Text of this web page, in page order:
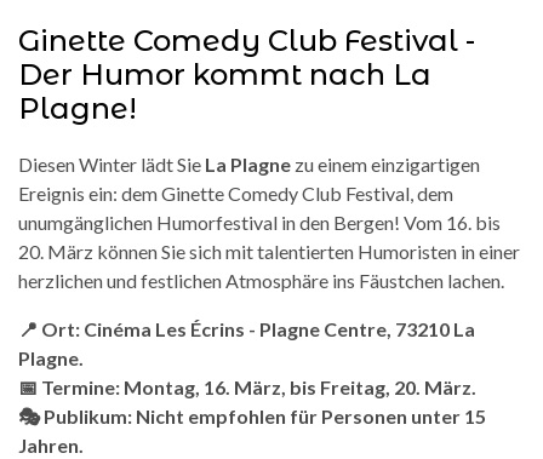
Ginette Comedy Club Festival -
Der Humor kommt nach La
Plagne!
Diesen Winter lädt Sie La Plagne zu einem einzigartigen
Ereignis ein: dem Ginette Comedy Club Festival, dem
unumgänglichen Humorfestival in den Bergen! Vom 16. bis
20. März können Sie sich mit talentierten Humoristen in einer
herzlichen und festlichen Atmosphäre ins Fäustchen lachen.
📍 Ort: Cinéma Les Écrins - Plagne Centre, 73210 La
Plagne.
📅 Termine: Montag, 16. März, bis Freitag, 20. März.
🎭 Publikum: Nicht empfohlen für Personen unter 15
Jahren.